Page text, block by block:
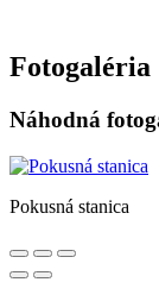
Fotogaléria
Náhodná
Pokusná stanica